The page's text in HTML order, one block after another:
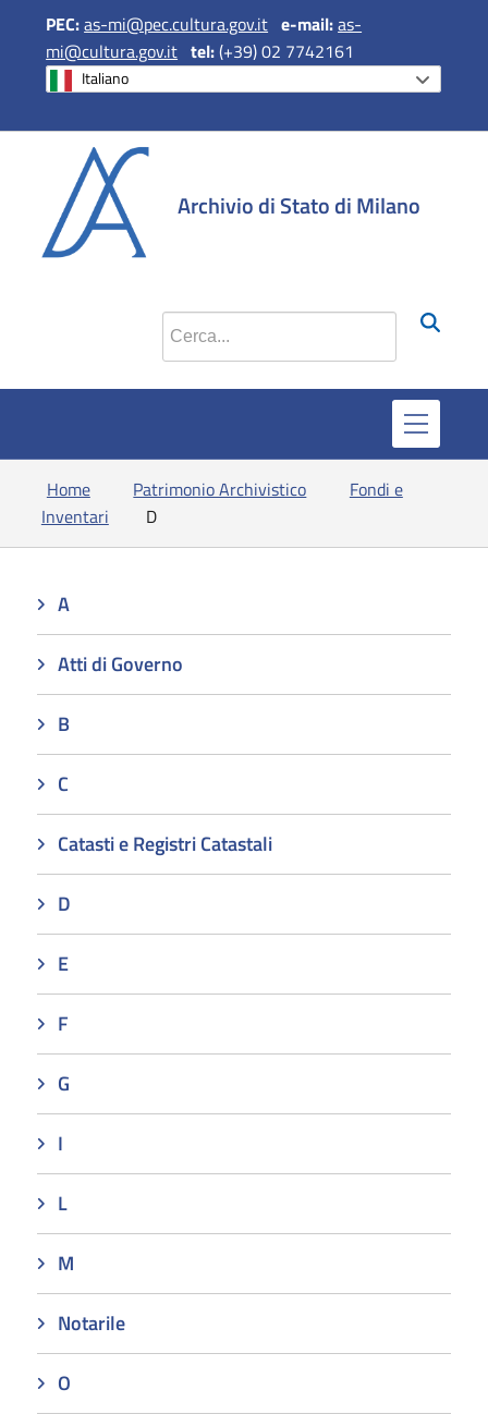
PEC:as-mi@pec.cultura.gov.it e-mail:as-
mi@cultura.gov.it tel:(+39) 02 7742161
Italiano
Archivio di Stato di Milano
Cerca nel sito
Home Patrimonio Archivistico
Fondi e
Inventari
D
A
Atti di Governo
B
C
Catasti e Registri Catastali
D
E
F
G
I
L
M
Notarile
O